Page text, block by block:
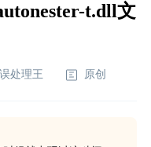
t.dll文
处理王 原创